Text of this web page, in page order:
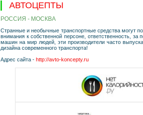
АВТОЦЕПТЫ
РОССИЯ - МОСКВА
Странные и необычные транспортные средства могут
внимания к собственной персоне, ответственность,
машин на мир людей, эти производители часто
дизайна современного транспорта!
Адрес сайта - http://avto-koncepty.ru